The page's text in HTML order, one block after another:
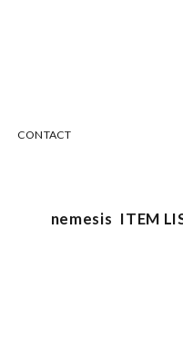
CONTACT
nemesis ITEM